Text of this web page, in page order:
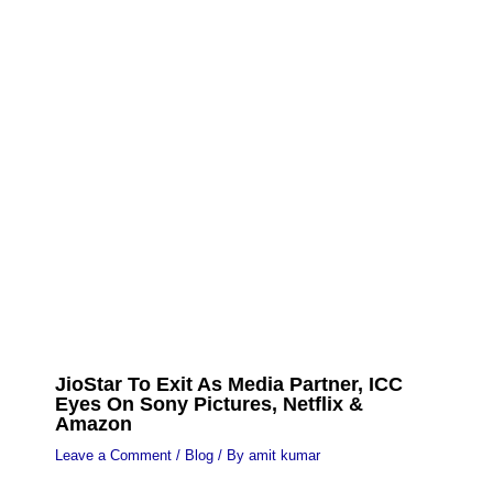
JioStar To Exit As Media Partner, ICC
Eyes On Sony Pictures, Netflix &
Amazon
Leave a Comment / Blog/ By amit kumar